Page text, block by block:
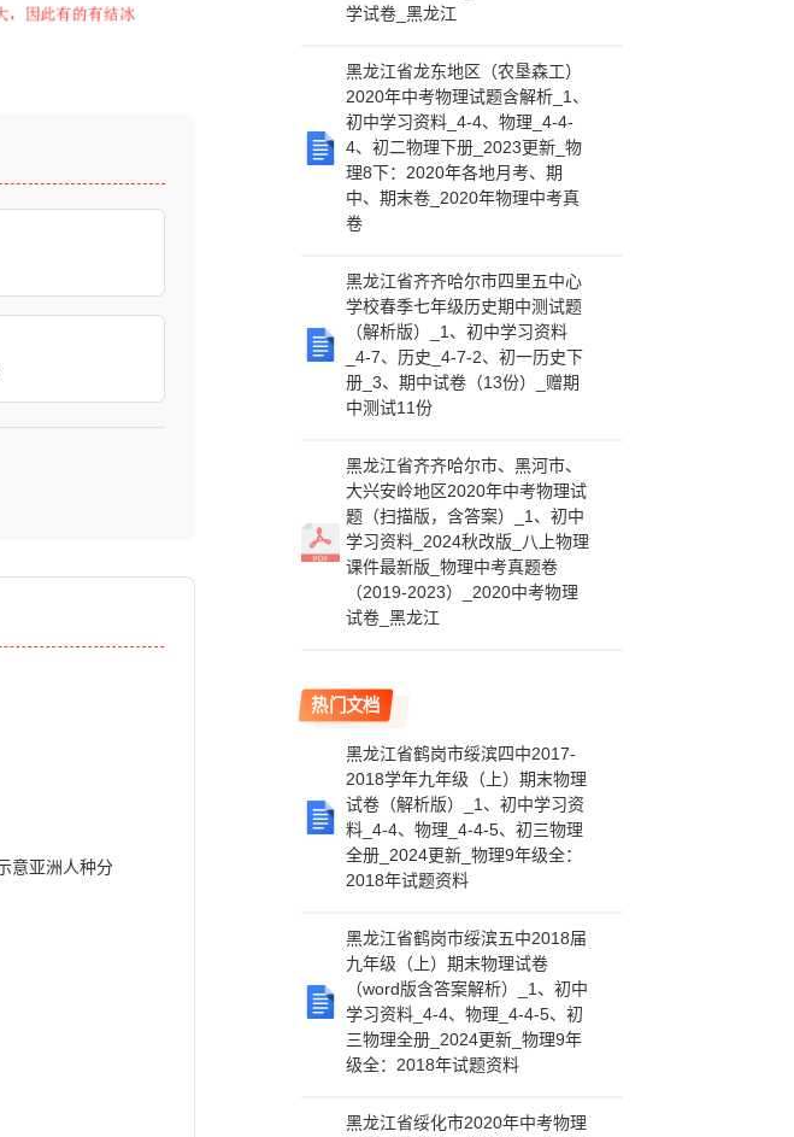
学试卷_黑龙江
黑龙江省龙东地区（农垦森工）
2020年中考物理试题含解析_1、
初中学习资料_4-4、物理_4-4-
4、初二物理下册_2023更新_物
理8下：2020年各地月考、期
中、期末卷_2020年物理中考真
卷
黑龙江省齐齐哈尔市四里五中心
学校春季七年级历史期中测试题
（解析版）_1、初中学习资料
_4-7、历史_4-7-2、初一历史下
册_3、期中试卷（13份）_赠期
中测试11份
黑龙江省齐齐哈尔市、黑河市、
大兴安岭地区2020年中考物理试
题（扫描版，含答案）_1、初中
学习资料_2024秋改版_八上物理
课件最新版_物理中考真题卷
（2019-2023）_2020中考物理
试卷_黑龙江
热门文档
黑龙江省鹤岗市绥滨四中2017-
2018学年九年级（上）期末物理
试卷（解析版）_1、初中学习资
料_4-4、物理_4-4-5、初三物理
全册_2024更新_物理9年级全：
2018年试题资料
黑龙江省鹤岗市绥滨五中2018届
九年级（上）期末物理试卷
（word版含答案解析）_1、初中
学习资料_4-4、物理_4-4-5、初
三物理全册_2024更新_物理9年
级全：2018年试题资料
黑龙江省绥化市2020年中考物理